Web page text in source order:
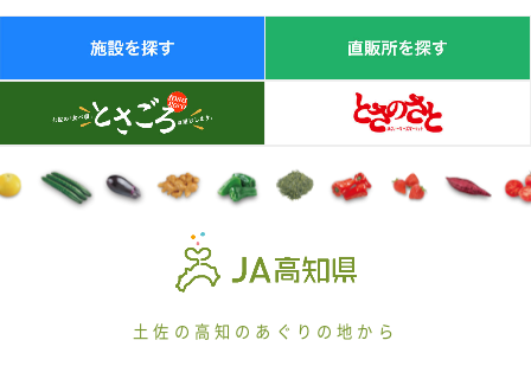
土佐の高知のあぐりの地から